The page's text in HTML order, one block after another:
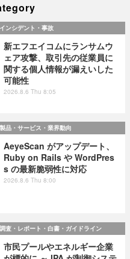
インシデント・事故
新エフエイコムにランサムウ
ェア攻撃、取引先の従業員に
関する個人情報が漏えいした
可能性
2026.8.6 Thu 8:05
製品・サービス・業界動向
AeyeScan がアップデート、
Ruby on Rails や WordPres
s の最新脆弱性に対応
2026.8.6 Thu 8:00
調査・レポート・白書・ガイドライン
市民プールやエネルギー企業